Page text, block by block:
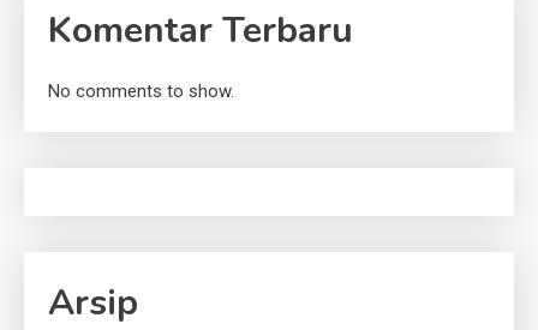
Komentar Terbaru
No comments to show.
Arsip